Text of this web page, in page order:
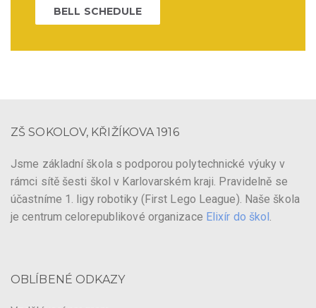
BELL SCHEDULE
ZŠ SOKOLOV, KŘIŽÍKOVA 1916
Jsme základní škola s podporou polytechnické výuky v
rámci sítě šesti škol v Karlovarském kraji. Pravidelně se
účastníme 1. ligy robotiky (First Lego League). Naše škola
je centrum celorepublikové organizace Elixír do škol
OBLÍBENÉ ODKAZY